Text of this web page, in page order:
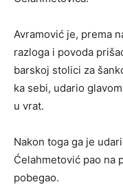
Avramović je, prema
razloga i povoda
barskoj stolici za
ka sebi, udario
u vrat.
Nakon toga ga je
Ćelahmetović pao na
pobegao.